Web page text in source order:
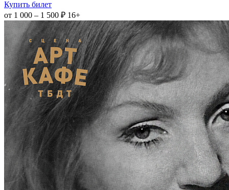
Купить билет
от 1 000 – 1 500 ₽ 16+